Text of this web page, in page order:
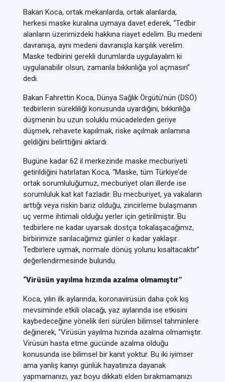
Bakan Koca, ortak mekanlarda, ortak alanlarda,
herkesi maske kuralına uymaya davet ederek, “Tedbir
alanların üzerimizdeki hakkına riayet edelim. Bu medeni
davranışa, aynı medeni davranışla karşılık verelim.
Maske tedbirini gerekli durumlarda uygulayalım ki
uygulanabilir olsun, zamanla bıkkınlığa yol açmasın”
dedi.
Bakan Fahrettin Koca, Dünya Sağlık Örgütü’nün (DSÖ)
tedbirlerin sürekliliği konusunda uyardığını, bıkkınlığa
düşmenin bu uzun soluklu mücadeleden geriye
düşmek, rehavete kapılmak, riske açılmak anlamına
geldiğini belirttiğini aktardı.
Bugüne kadar 62 il merkezinde maske mecburiyeti
getirildiğini hatırlatan Koca, “Maske, tüm Türkiye’de
ortak sorumluluğumuz, mecburiyet olan illerde ise
sorumluluk kat kat fazladır. Bu mecburiyet, ya vakaların
arttığı veya riskin bariz olduğu, zincirleme bulaşmanın
uç verme ihtimali olduğu yerler için getirilmiştir. Bu
tedbirlere ne kadar uyarsak dostça tokalaşacağımız,
birbirimize sarılacağımız günler o kadar yaklaşır.
Tedbirlere uymak, normale dönüş yolunu kısaltacaktır”
değerlendirmesinde bulundu.
“Virüsün yayılma hızında azalma olmamıştır”
Koca, yılın ilk aylarında, koronavirüsün daha çok kış
mevsiminde etkili olacağı, yaz aylarında ise etkisini
kaybedeceğine yönelik ileri sürülen bilimsel tahminlere
değinerek, “Virüsün yayılma hızında azalma olmamıştır.
Virüsün hasta etme gücünde azalma olduğu
konusunda ise bilimsel bir kanıt yoktur. Bu iki iyimser
ama yanlış kanıyı günlük hayatınıza dayanak
yapmamanızı, yaz boyu dikkati elden bırakmamanızı